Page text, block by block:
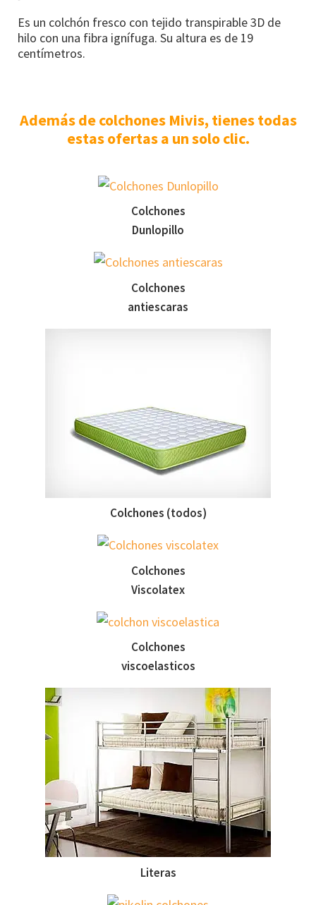
Es un colchón fresco con tejido transpirable 3D de
hilo con una fibra ignífuga. Su altura es de 19
centímetros.
Además de colchones Mivis, tienes todas
estas ofertas a un solo clic.
Colchones
Dunlopillo
Colchones
antiescaras
Colchones (todos)
Colchones
Viscolatex
Colchones
viscoelasticos
Literas